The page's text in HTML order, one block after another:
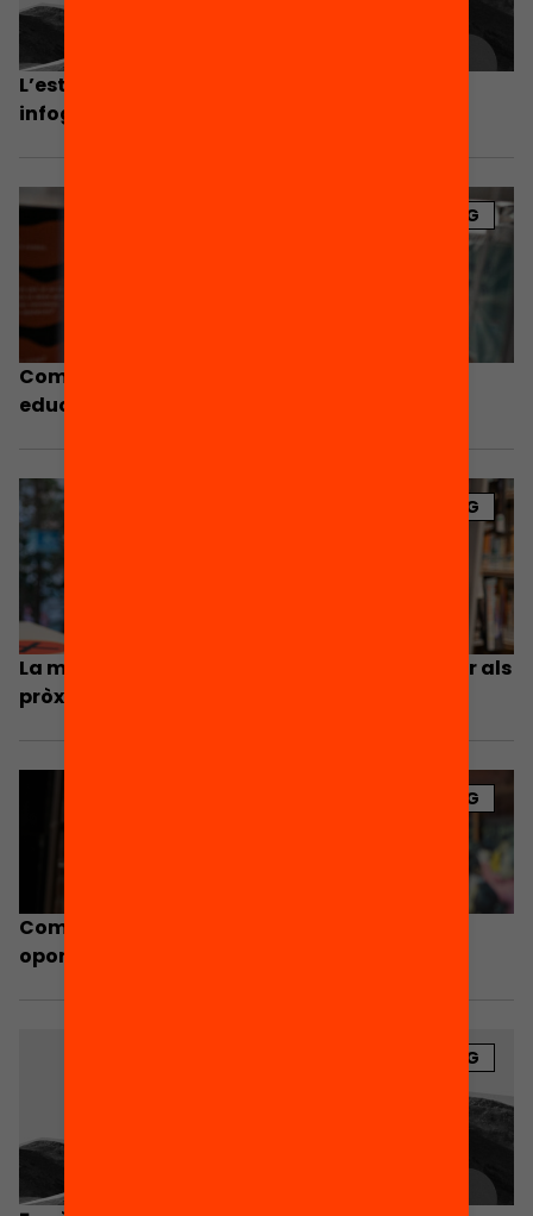
L’estat de l’educació a Catalunya, en
infografies
BLOG
Com trencar el sostre de millora del sistema
educatiu
BLOG
La millora de l’èxit educatiu, el gran repte per als
pròxims anys
BLOG
Com combatre les desigualtats en les
oportunitats i recursos per aprendre
BLOG